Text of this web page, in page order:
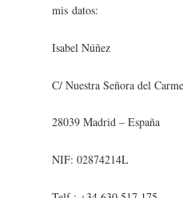
mis datos:
Isabel Núñez
C/ Nuestra Señora del
28039 Madrid – España
NIF: 02874214L